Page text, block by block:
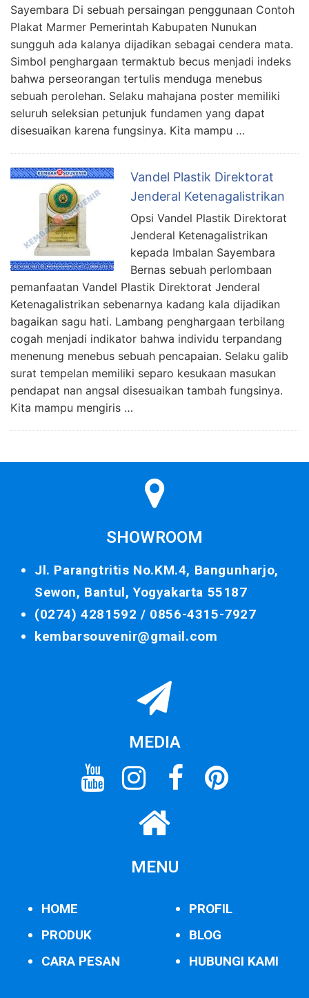
Sayembara Di sebuah persaingan penggunaan Contoh
Plakat Marmer Pemerintah Kabupaten Nunukan
sungguh ada kalanya dijadikan sebagai cendera mata.
Simbol penghargaan termaktub becus menjadi indeks
bahwa perseorangan tertulis menduga menebus
sebuah perolehan. Selaku mahajana poster memiliki
seluruh seleksian petunjuk fundamen yang dapat
disesuaikan karena fungsinya. Kita mampu …
Vandel Plastik Direktorat
Jenderal Ketenagalistrikan
Opsi Vandel Plastik Direktorat
Jenderal Ketenagalistrikan
kepada Imbalan Sayembara
Bernas sebuah perlombaan
pemanfaatan Vandel Plastik Direktorat Jenderal
Ketenagalistrikan sebenarnya kadang kala dijadikan
bagaikan sagu hati. Lambang penghargaan terbilang
cogah menjadi indikator bahwa individu terpandang
menenung menebus sebuah pencapaian. Selaku galib
surat tempelan memiliki separo kesukaan masukan
pendapat nan angsal disesuaikan tambah fungsinya.
Kita mampu mengiris …
SHOWROOM
Jl. Parangtritis No.KM.4, Bangunharjo,
Sewon, Bantul, Yogyakarta 55187
(0274) 4281592 / 0856-4315-7927
kembarsouvenir@gmail.com
MEDIA
MENU
HOME
PRODUK
CARA PESAN
PROFIL
BLOG
HUBUNGI KAMI